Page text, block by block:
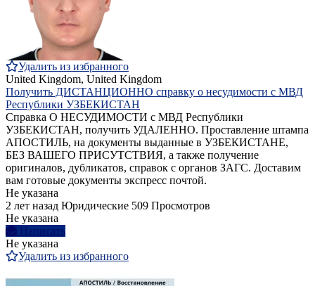
Удалить из избранного
United Kingdom, United Kingdom
Получить ДИСТАНЦИОННО справку о несудимости с МВД
Республики УЗБЕКИСТАН
Справка О НЕСУДИМОСТИ с МВД Республики
УЗБЕКИСТАН, получить УДАЛЕННО. Проставление штампа
АПОСТИЛЬ, на документы выданные в УЗБЕКИСТАНЕ,
БЕЗ ВАШЕГО ПРИСУТСТВИЯ, а также получение
оригиналов, дубликатов, справок с органов ЗАГС. Доставим
вам готовые документы экспресс почтой.
Не указана
2 лет назад Юридические 509 Просмотров
Не указана
Написать
Не указана
Удалить из избранного